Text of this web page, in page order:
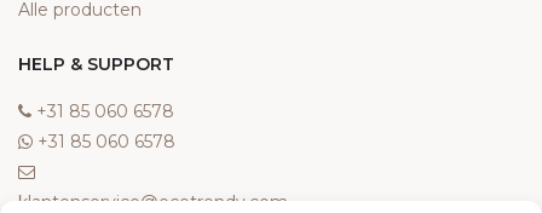
Alle producten
HELP & SUPPORT
‎+31 85 060 6578
‎+31 85 060 6578
klantenservice@ecotrendy.com